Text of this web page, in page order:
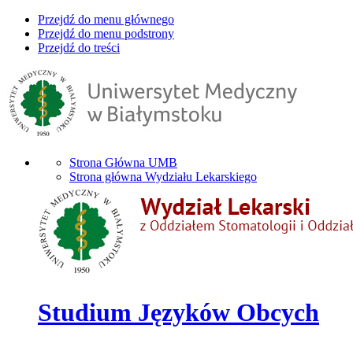
Przejdź do menu głównego
Przejdź do menu podstrony
Przejdź do treści
Strona Główna UMB
Strona główna Wydziału Lekarskiego
Studium Języków Obcych